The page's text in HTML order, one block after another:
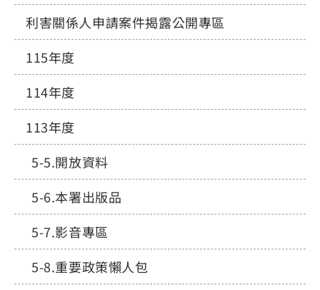
利害關係人申請案件揭露公開專區
115年度
114年度
113年度
開放資料
本署出版品
影音專區
重要政策懶人包